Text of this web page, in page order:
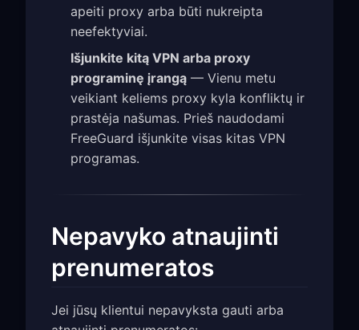
apeiti proxy arba būti nukreipta
neefektyviai.
Išjunkite kitą VPN arba proxy
programinę įrangą — Vienu metu
veikiant keliems proxy kyla konfliktų ir
prastėja našumas. Prieš naudodami
FreeGuard išjunkite visas kitas VPN
programas.
Nepavyko atnaujinti
prenumeratos
Jei jūsų klientui nepavyksta gauti arba